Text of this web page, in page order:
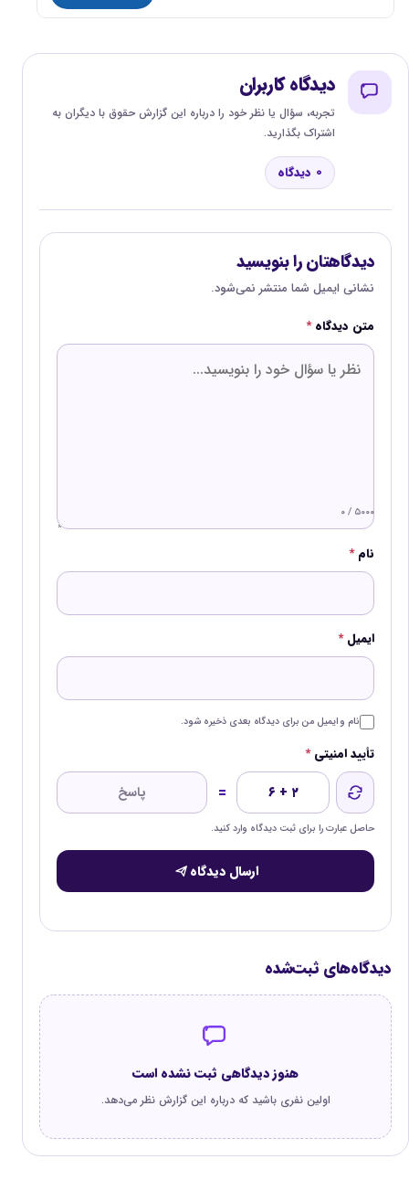
دیدگاه کاربران
تجربه، سؤال یا نظر خود را درباره این گزارش حقوق با دیگران به
اشتراک بگذارید.
0 دیدگاه
دیدگاهتان را بنویسید
نشانی ایمیل شما منتشر نمی‌شود.
متن دیدگاه*
۰ / ۵۰۰۰
نام*
ایمیل*
نام و ایمیل من برای دیدگاه بعدی ذخیره شود.
تأیید امنیتی*
۶ + ۲ =
حاصل عبارت را برای ثبت دیدگاه وارد کنید.
ارسال دیدگاه
دیدگاه‌های ثبت‌شده
هنوز دیدگاهی ثبت نشده است
اولین نفری باشید که درباره این گزارش نظر می‌دهد.